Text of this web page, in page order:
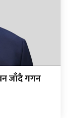
जाँदै गगन